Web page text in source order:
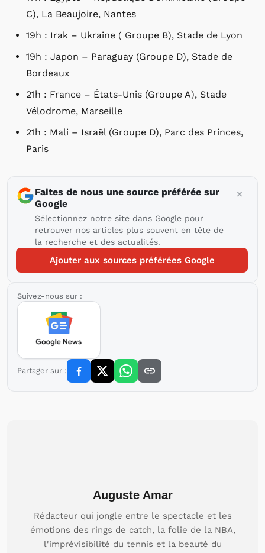
C), La Beaujoire, Nantes
19h : Irak – Ukraine ( Groupe B), Stade de Lyon
19h : Japon – Paraguay (Groupe D), Stade de
Bordeaux
21h : France – États-Unis (Groupe A), Stade
Vélodrome, Marseille
21h : Mali – Israël (Groupe D), Parc des Princes,
Paris
Faites de nous une source préférée sur
Google
Sélectionnez notre site dans Google pour
retrouver nos articles plus souvent en tête de
la recherche et des actualités.
Ajouter aux sources préférées Google
Suivez-nous sur :
Partager sur :
Auguste Amar
Rédacteur qui jongle entre le spectacle et les
émotions des rings de catch, la folie de la NBA,
l'imprévisibilité du tennis et la beauté du